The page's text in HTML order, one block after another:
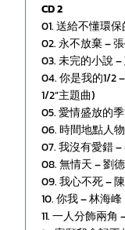
CD 2
01. 送給不懂環
02. 永不放棄 –
03. 未完的小說 –
04. 你是我的1/2
1/2”主題曲)
05. 愛情盛放的
06. 時間地點人
07. 我沒有愛錯 –
08. 無情天 – 劉
09. 我心不死 –
10. 你我 – 林海峰
11. 一人分飾兩角